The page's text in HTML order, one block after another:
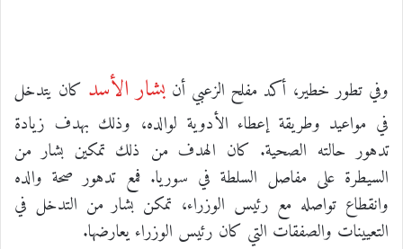
وفي تطور خطير، أكد مفلح الزعبي أنبشار الأسد كان يتدخل
في مواعيد وطريقة إعطاء الأدوية لوالده، وذلك بهدف زيادة
تدهور حالته الصحية. كان الهدف من ذلك تمكين بشار من
السيطرة على مفاصل السلطة في سوريا. فمع تدهور صحة والده
وانقطاع تواصله مع رئيس الوزراء، تمكن بشار من التدخل في
التعيينات والصفقات التي كان رئيس الوزراء يعارضها.